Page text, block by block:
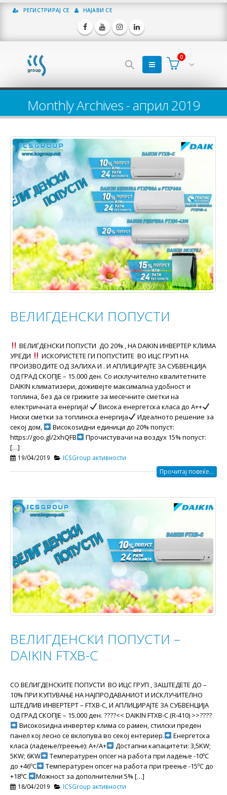
РЕГИСТРИРАЈ СЕ НАЈАВИ СЕ
0
Monthly Archives - април 2019
ВЕЛИГДЕНСКИ ПОПУСТИ
ВЕЛИГДЕНСКИ ПОПУСТИ ДО 20% , НА DAIKIN ИНВЕРТЕР КЛИМА
УРЕДИ
ИСКОРИСТЕТЕ ГИ ПОПУСТИTE ВО ИЦС ГРУП НА
ПРОИЗВОДИТЕ ОД ЗАЛИХА И . И АПЛИЦИРАЈТЕ ЗА СУБВЕНЦИЈА
ОД ГРАД СКОПЈЕ – 15.000 ден. Со исклучително квалитетните
DAIKIN климатизери, доживејте максимална удобност и
топлина, без да се грижите за месечните сметки на
електричната енергија!
Висока енергетска класа до А++
Ниски сметки за топлинска енергија
Идеалното решение за
секој дом,
Високоѕидни единици до 20% попуст:
https://goo.gl/2xhQFB
Прочистувачи на воздух 15% попуст:
[…]
19/04/2019 ICSGroup активности
Прочитај повеќе...
ВЕЛИГДЕНСКИ ПОПУСТИ –
DAIKIN FTXB-C
СО ВЕЛИГДЕНСКИТЕ ПОПУСТИ ВО ИЦС ГРУП , ЗАШТЕДЕТЕ ДО –
10% ПРИ КУПУВАЊЕ НА НАЈПРОДАВАНИОТ И ИСКЛУЧИТЕЛНО
ШТЕДЛИВ ИНВЕРТЕРТ – FTXB-C, И АПЛИЦИРАЈТЕ ЗА СУБВЕНЦИЈА
ОД ГРАД СКОПЈЕ – 15.000 ден. ????<< DAIKIN FTXB-C (R-410) >>????
Високоѕидна инвертер клима со рамен, стилски преден
панел кој лесно се вклопува во секој ентериер.
Енергетска
класа (ладење/греење): A+/A+
Достапни капацитети: 3,5KW;
5KW; 6KW
Температурен опсег на работа при ладење -10ºС
до +46ºC
Температурен опсег на работа при греење -15ºС до
+18ºC
Можност за дополнителни 5% […]
18/04/2019 ICSGroup активности